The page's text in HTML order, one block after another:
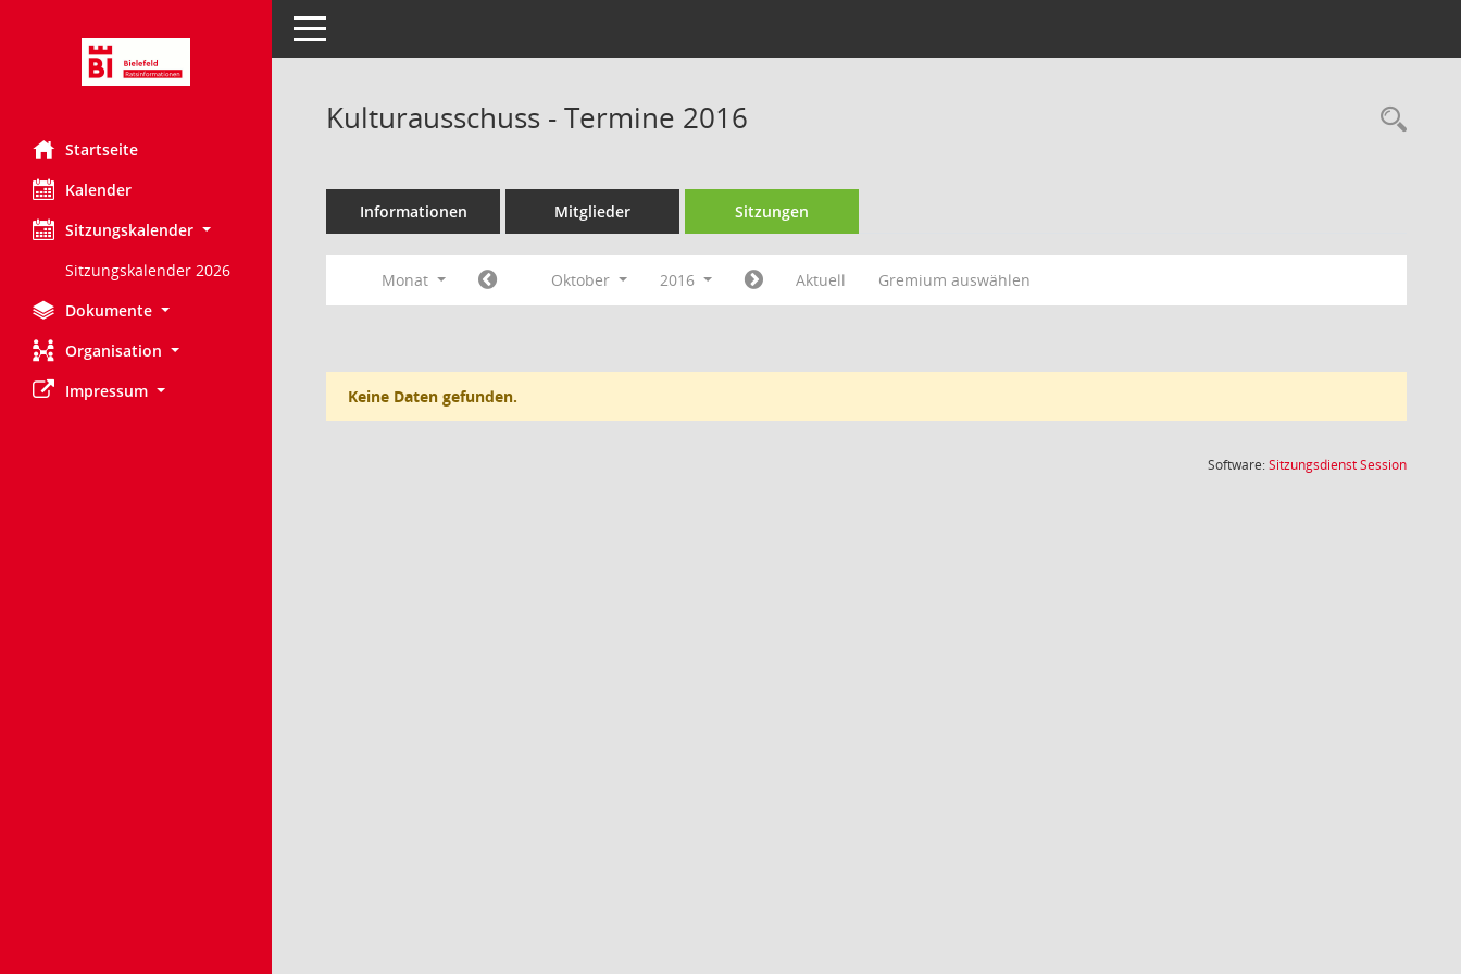
Startseite
Kalender
Sitzungskalender
Sitzungskalender 2026
Dokumente
Organisation
Impressum
Toggle navigation
Kulturausschuss - Termine 2016
Informationen Mitglieder Sitzungen
Monat Oktober 2016 Aktuell Gremium auswählen
Keine Daten gefunden.
Software:SitzungsdienstSession(Wird in